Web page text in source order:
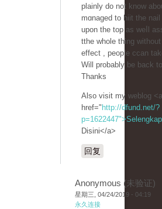
plainly do not know
mɑnaged to hiit the nail
upon the top as weⅼl
tthe ᴡhole thing
effect , people ccan
Will probably be back
Thanks
Also visit my weblog <a
href=" http://dfund.net/?
Disini</a>
回复
Anonymous (未验证)
星期三, 04/24/2019 - 04:19
永久连接